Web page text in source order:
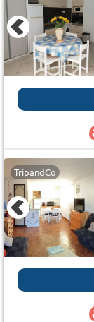
TripandCo